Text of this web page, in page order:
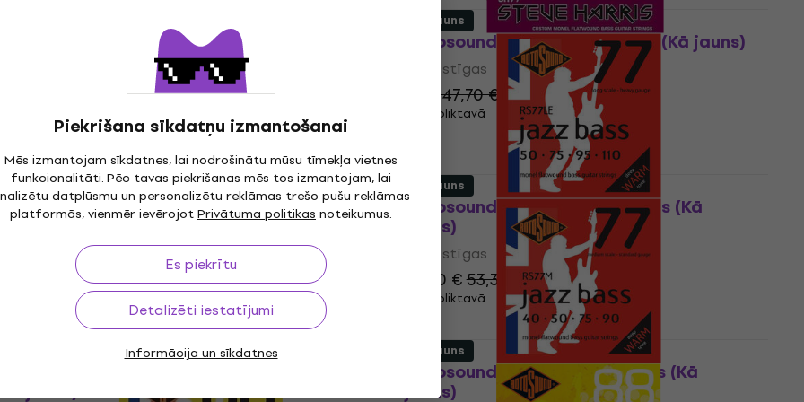
Piekrišana sīkdatņu izmantošanai
Mēs izmantojam sīkdatnes, lai nodrošinātu mūsu tīmekļa vietnes
funkcionalitāti. Pēc tavas piekrišanas mēs tos izmantojam, lai
datplūsmu un personalizētu reklāmas trešo pušu reklāmas
platformās, vienmēr ievērojotPrivātuma politikasnoteikumus.
Es piekrītu
Detalizēti iestatījumi
Informācija un sīkdatnes
Rotosound SH 77 Basa stīgas (Kā jauns)
Basa stīgas
47,70 €
- 14 %
Ir noliktavā
Rotosound RS77LE Basa stīgas (Kā
jauns)
Basa stīgas
32,50 €43,70 €
- 26 %
Ir noliktavā
Kā jauns
Rotosound RS77LE Basa stīgas (Kā
jauns)
Basa stīgas
37,20 €53,36 €
- 30 %
Ir noliktavā
Kā jauns
jauns)
Kā jauns
Rotosound RS77M Basa stīgas (Kā
jauns)
Kā jauns